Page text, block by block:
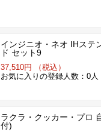
インジニオ・ネオ IHステ
ド セット9
37,510円 （税込）
お気に入りの登録人数：0人
ラクラ・クッカー・プロ
付)